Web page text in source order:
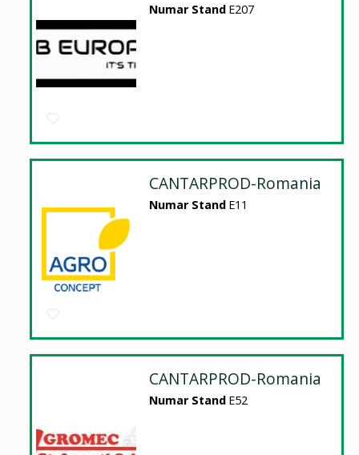
Numar Stand E207
CANTARPROD-Romania
Numar Stand E11
CANTARPROD-Romania
Numar Stand E52